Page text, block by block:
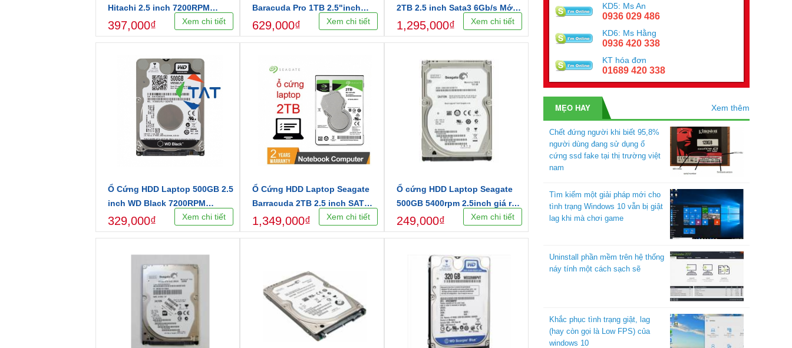
Hitachi 2.5 inch 7200RPM
Chính Hãng
397,000₫ Xem chi tiết
Baracuda Pro 1TB 2.5"inch
7200Rpm 128MB Cache
ST1000LM049
629,000₫ Xem chi tiết
2TB 2.5 inch Sata3 6Gb/s Mới
Chính Hãng
1,295,000₫ Xem chi tiết
Ổ Cứng HDD Laptop 500GB 2.5
inch WD Black 7200RPM
SATA3 6Gbs Chính hãng - Bảo
hành 24 tháng
329,000₫ Xem chi tiết
Ổ Cứng HDD Laptop Seagate
Barracuda 2TB 2.5 inch SATA3
6Gb/s Chính Hãng
1,349,000₫ Xem chi tiết
Ổ cứng HDD Laptop Seagate
500GB 5400rpm 2.5inch giá rẻ
nhất
249,000₫ Xem chi tiết
KD5: Ms An
0936 029 486
KD6: Ms Hằng
0936 420 338
KT hóa đơn
01689 420 338
MẸO HAY Xem thêm
Chết đứng người khi biết 95,8%
người dùng đang sử dụng ổ
cứng ssd fake tại thị trường việt
nam
Tìm kiếm một giải pháp mới cho
tình trạng Windows 10 vẫn bị giật
lag khi mà chơi game
Uninstall phần mềm trên hệ thống
náy tính một cách sạch sẽ
Khắc phục tình trạng giật, lag
(hay còn gọi là Low FPS) của
windows 10